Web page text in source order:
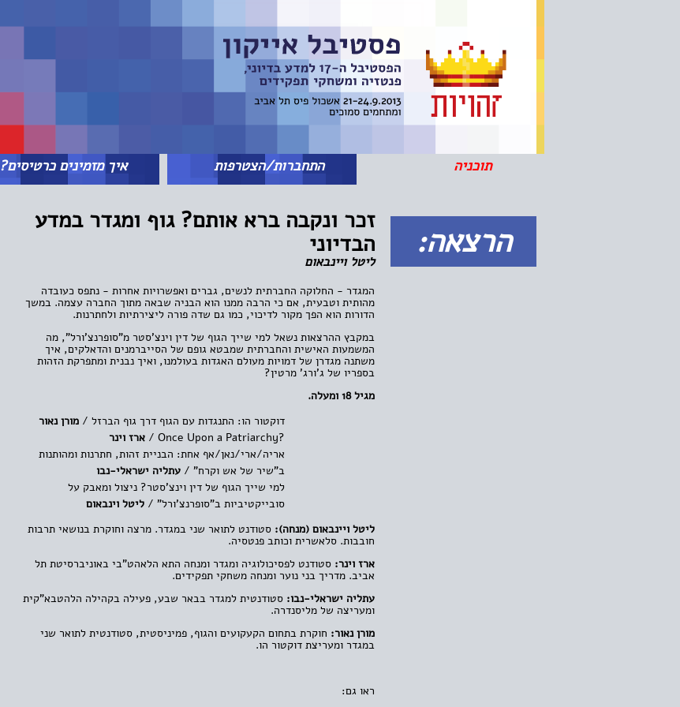
תוכניה התחברות/הצטרפות איך מזמינים כרטיסים?
הרצאה: זכר ונקבה ברא אותם? גוף ומגדר במדע
הבדיוני
ליטל ויינבאום
המגדר - החלוקה החברתית לנשים, גברים ואפשרויות אחרות - נתפס כעובדה
מהותית וטבעית, אם כי הרבה ממנו הוא הבניה שבאה מתוך החברה עצמה. במשך
הדורות הוא הפך מקור לדיכוי, כמו גם שדה פורה ליצירתיות ולחתרנות.
במקבץ ההרצאות נשאל למי שייך הגוף של דין וינצ'סטר מ"סופרנצ'ורל", מה
המשמעות האישית והחברתית שמבטא גופם של הסייברמנים והדאלקים, איך
משתנה מגדרן של דמויות מעולם האגדות בעולמנו, ואיך נבנית ומתפרקת הזהות
בספריו של ג'ורג' מרטין?
מגיל 18 ומעלה.
דוקטור הו: התנגדות עם הגוף דרך גוף הברזל / מורן נאור
Once Upon a Patriarchy?
/ ארז וינר
אריה/ארי/נאן/אף אחת: הבניית זהות, חתרנות ומהותנות
ב"שיר של אש וקרח" / עתליה ישראלי-נבו
למי שייך הגוף של דין וינצ'סטר? ניצול ומאבק על
סובייקטיביות ב"סופרנצ'ורל" / ליטל וינבאום
ליטל ויינבאום (מנחה): סטודנט לתואר שני במגדר. מרצה וחוקרת בנושאי תרבות
חובבות. סלאשרית וכותב פנטסיה.
ארז וינר: סטודנט לפסיכולוגיה ומגדר ומנחה התא הלאהט"בי באוניברסיטת תל
אביב. מדריך בני נוער ומנחה משחקי תפקידים.
עתליה ישראלי-נבו: סטודנטית למגדר בבאר שבע, פעילה בקהילה הלהטבא"קית
ומעריצה של מליסנדרה.
מורן נאור: חוקרת בתחום הקעקועים והגוף, פמיניסטית, סטודנטית לתואר שני
במגדר ומעריצת דוקטור הו.
ראו גם: